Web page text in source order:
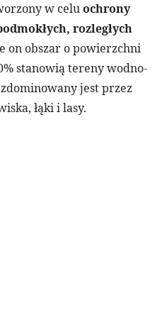
w celuochrony
rozległych
on obszar o powierzchni
stanowią tereny wodno-
jest przez
łąki i lasy.